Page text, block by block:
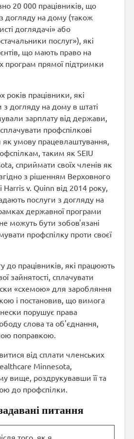
20 000 працівників, що
догляду на дому (також
доглядачі» або
послуг»), які
що мають право на
програм прямої підтримки
років працівники, які
з догляду на дому в штаті
зарплату від держави,
профспілкові
як умову працевлаштування,
таким як SEIU
сприймати своїх членів як
з рішенням Верховного
v. Quinn від 2014 року,
послуги з догляду на
державної програми
можуть бути зобов'язані
профспілку проти своєї
до працівників, які працюють
зайнятості, сплачувати
«схемою» для заробляння
і постановив, що вимога
порушує права
слова та об'єднання,
поправкою.
від сплати членських
Minnesota,
вище, роздрукувавши її та
до профспілки.
питання